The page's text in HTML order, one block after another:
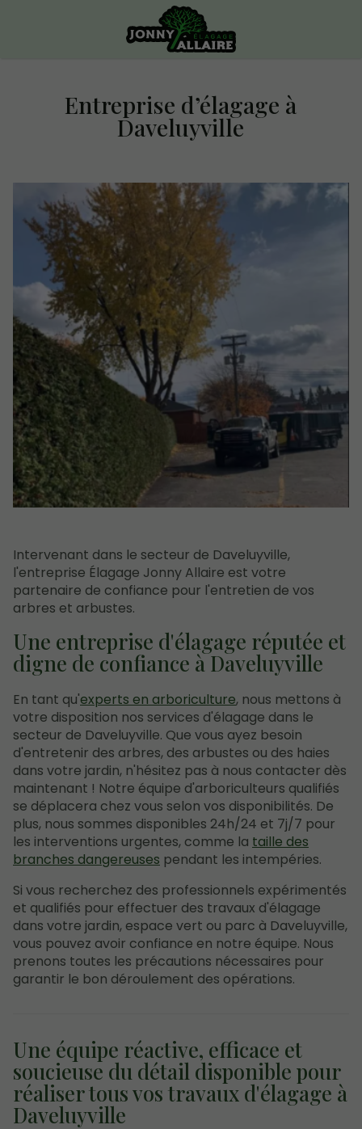
Entreprise d’élagage à
Daveluyville
Intervenant dans le secteur de Daveluyville,
l'entreprise Élagage Jonny Allaire est votre
partenaire de confiance pour l'entretien de vos
arbres et arbustes.
Une entreprise d'élagage réputée et
digne de confiance à Daveluyville
En tant qu'experts en arboriculture, nous mettons à
votre disposition nos services d'élagage dans le
secteur de Daveluyville. Que vous ayez besoin
d'entretenir des arbres, des arbustes ou des haies
dans votre jardin, n'hésitez pas à nous contacter dès
maintenant ! Notre équipe d'arboriculteurs qualifiés
se déplacera chez vous selon vos disponibilités. De
plus, nous sommes disponibles 24h/24 et 7j/7 pour
les interventions urgentes, comme la taille des
branches dangereuses pendant les intempéries.
Si vous recherchez des professionnels expérimentés
et qualifiés pour effectuer des travaux d'élagage
dans votre jardin, espace vert ou parc à Daveluyville,
vous pouvez avoir confiance en notre équipe. Nous
prenons toutes les précautions nécessaires pour
garantir le bon déroulement des opérations.
Une équipe réactive, efficace et
soucieuse du détail disponible pour
réaliser tous vos travaux d'élagage à
Daveluyville